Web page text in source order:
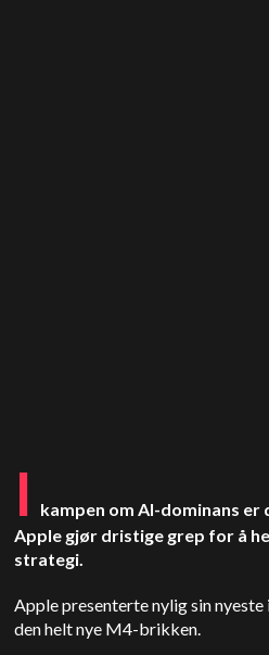
I
kampen om AI-dominans er
Apple gjør dristige grep for å
strategi.
Applepresenterte nylig sin
den helt nye M4-brikken.